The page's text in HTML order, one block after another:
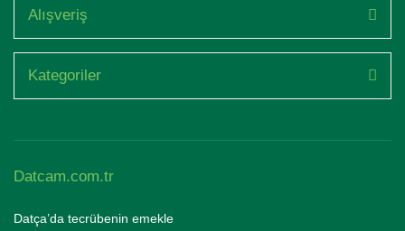
Alışveriş
Kategoriler
Datcam.com.tr
Datça’da tecrübenin emekle